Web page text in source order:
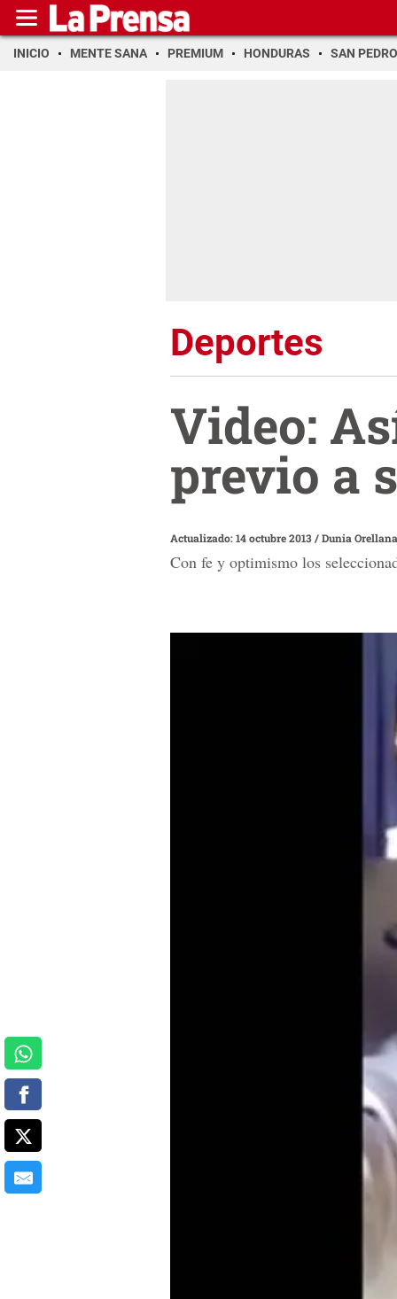
INICIO MENTE SANA PREMIUM HONDURAS SAN PEDRO
Deportes
Video:
previo a
Actualizado: 14 octubre 2013/Dunia Orellana
Con fe y optimismo los